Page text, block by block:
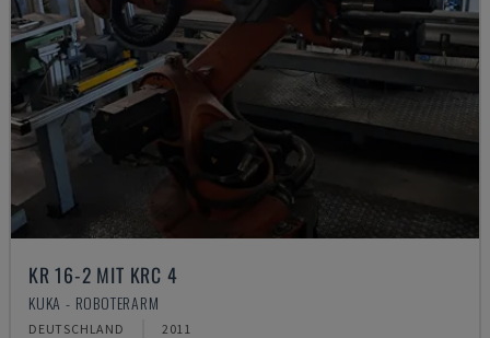
KR 16-2 MIT KRC 4
KUKA - ROBOTERARM
DEUTSCHLAND 2011